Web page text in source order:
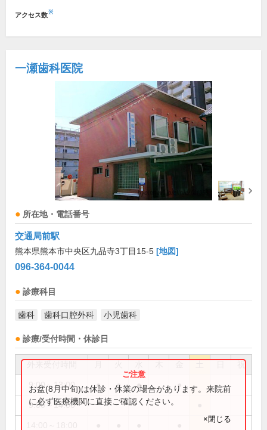
アクセス数※
一瀬歯科医院
所在地・電話番号
交通局前駅
熊本県熊本市中央区九品寺3丁目15-5 [地図]
096-364-0044
診療科目
歯科 歯科口腔外科 小児歯科
診療/受付時間・休診日
祝
9:00～13:00 ● ● ● ●
9:00～14:00
お盆(8月中旬)は休診・休業の場合があります。来院前
に必ず医療機関に直接ご確認ください。
×閉じる